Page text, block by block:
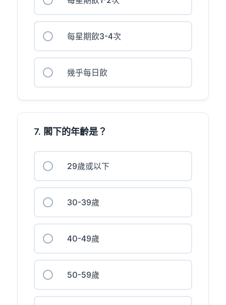
每星期飲3-4次
幾乎每日飲
7. 閣下的年齡是？
29歲或以下
30-39歲
40-49歲
50-59歲